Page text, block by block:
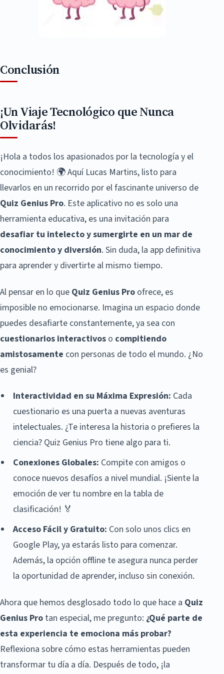
Conclusión
¡Un Viaje Tecnológico que Nunca
Olvidarás!
¡Hola a todos los apasionados por la tecnología y el
conocimiento! 🌍 Aquí Lucas Martins, listo para
llevarlos en un recorrido por el fascinante universo de
Quiz Genius Pro. Este aplicativo no es solo una
herramienta educativa, es una invitación para
desafiar tu intelecto y sumergirte en un mar de
conocimiento y diversión. Sin duda, la app definitiva
para aprender y divertirte al mismo tiempo.
Al pensar en lo que Quiz Genius Pro ofrece, es
imposible no emocionarse. Imagina un espacio donde
puedes desafiarte constantemente, ya sea con
cuestionarios interactivos o compitiendo
amistosamente con personas de todo el mundo. ¿No
es genial?
Interactividad en su Máxima Expresión: Cada
cuestionario es una puerta a nuevas aventuras
intelectuales. ¿Te interesa la historia o prefieres la
ciencia? Quiz Genius Pro tiene algo para ti.
Conexiones Globales: Compite con amigos o
conoce nuevos desafíos a nivel mundial. ¡Siente la
emoción de ver tu nombre en la tabla de
clasificación! 🏅
Acceso Fácil y Gratuito: Con solo unos clics en
Google Play, ya estarás listo para comenzar.
Además, la opción offline te asegura nunca perder
la oportunidad de aprender, incluso sin conexión.
Ahora que hemos desglosado todo lo que hace a Quiz
Genius Pro tan especial, me pregunto: ¿Qué parte de
esta experiencia te emociona más probar?
Reflexiona sobre cómo estas herramientas pueden
transformar tu día a día. Después de todo, ¡la